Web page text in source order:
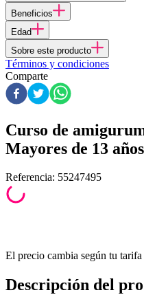
Beneficios
Edad
Sobre este producto
Términos y condiciones
Comparte
Curso de
Mayores de 13 años
Referencia: 55247495
El precio cambia según tu
Descripción del